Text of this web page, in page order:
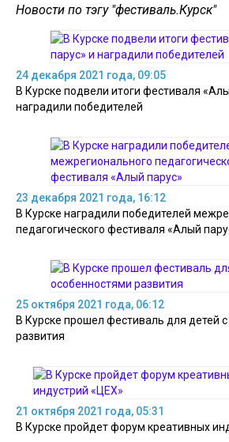
Новости по тэгу "фестиваль.Курск"
24 декабря 2021 года, 09:05
В Курске подвели итоги фестиваля
наградили победителей
23 декабря 2021 года, 16:12
В Курске наградили победителей
педагогического фестиваля «Алый
25 октября 2021 года, 06:12
В Курске прошел фестиваль для детей
развития
21 октября 2021 года, 05:31
В Курске пройдет форум креативных